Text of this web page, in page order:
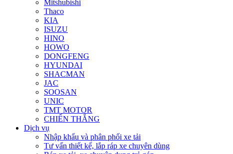
Mitshubishi
Thaco
KIA
ISUZU
HINO
HOWO
DONGFENG
HYUNDAI
SHACMAN
JAC
SOOSAN
UNIC
TMT MOTOR
CHIẾN THẮNG
Dịch vụ
Nhập khẩu và phân phối xe tải
Tư vấn thiết kế, lắp ráp xe chuyên dùng